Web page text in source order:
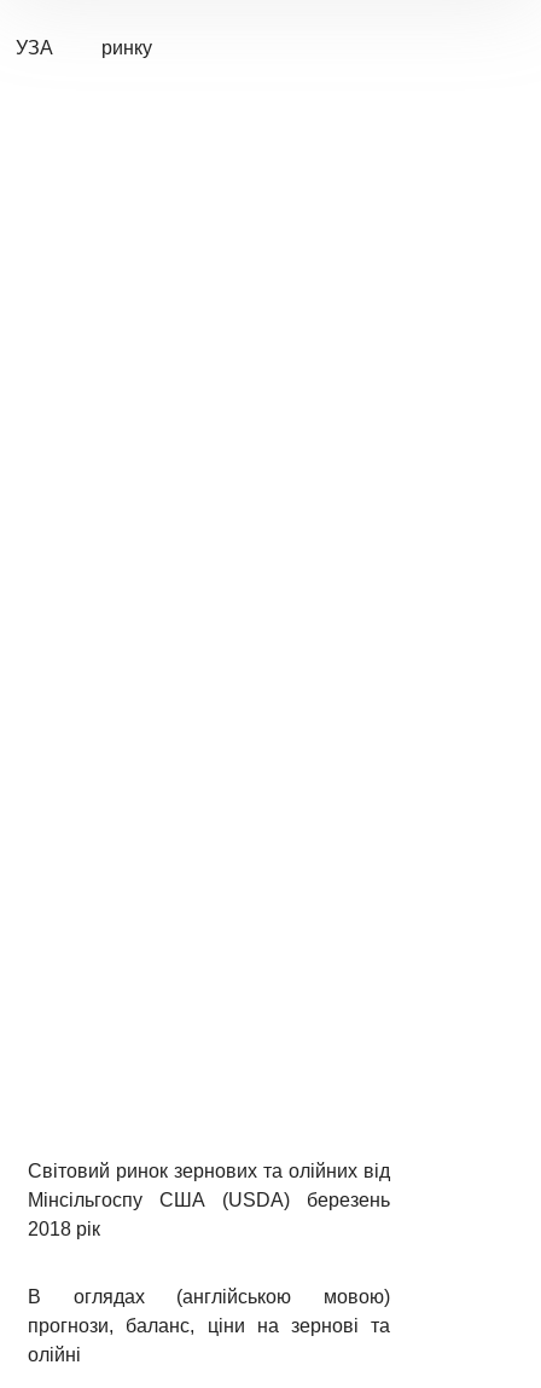
УЗА ринку
Світовий ринок зернових та олійних від
Мінсільгоспу США (USDA) березень
2018 рік
В оглядах (англійською мовою)
прогнози, баланс, ціни на зернові та
олійні